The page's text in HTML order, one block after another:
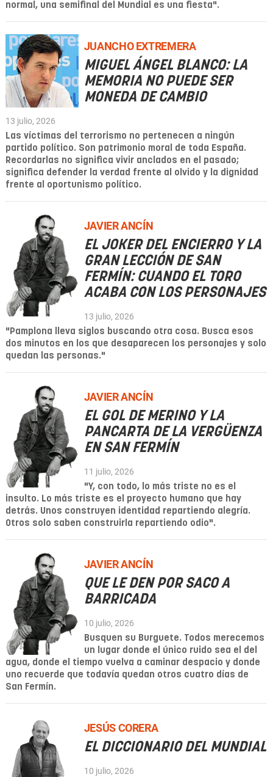
normal, una semifinal del Mundial es una fiesta".
JUANCHO EXTREMERA
MIGUEL ÁNGEL BLANCO: LA
MEMORIA NO PUEDE SER
MONEDA DE CAMBIO
13 julio, 2026
Las víctimas del terrorismo no pertenecen a ningún
partido político. Son patrimonio moral de toda España.
Recordarlas no significa vivir anclados en el pasado;
significa defender la verdad frente al olvido y la dignidad
frente al oportunismo político.
JAVIER ANCÍN
EL JOKER DEL ENCIERRO Y LA
GRAN LECCIÓN DE SAN
FERMÍN: CUANDO EL TORO
ACABA CON LOS PERSONAJES
13 julio, 2026
"Pamplona lleva siglos buscando otra cosa. Busca esos
dos minutos en los que desaparecen los personajes y solo
quedan las personas."
JAVIER ANCÍN
EL GOL DE MERINO Y LA
PANCARTA DE LA VERGÜENZA
EN SAN FERMÍN
11 julio, 2026
"Y, con todo, lo más triste no es el
insulto. Lo más triste es el proyecto humano que hay
detrás. Unos construyen identidad repartiendo alegría.
Otros solo saben construirla repartiendo odio".
JAVIER ANCÍN
QUE LE DEN POR SACO A
BARRICADA
10 julio, 2026
Busquen su Burguete. Todos merecemos
un lugar donde el único ruido sea el del
agua, donde el tiempo vuelva a caminar despacio y donde
uno recuerde que todavía quedan otros cuatro días de
San Fermín.
JESÚS CORERA
EL DICCIONARIO DEL MUNDIAL
10 julio, 2026